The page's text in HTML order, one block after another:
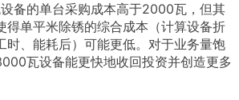
备的单台采购成本高于2000瓦，但其
得单平米除锈的综合成本（计算设备折
时、能耗后）可能更低。对于业务量饱
瓦设备能更快地收回投资并创造更多